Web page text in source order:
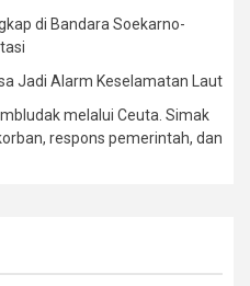
di Bandara Soekarno-
Jadi Alarm Keselamatan Laut
melalui Ceuta. Simak
respons pemerintah, dan